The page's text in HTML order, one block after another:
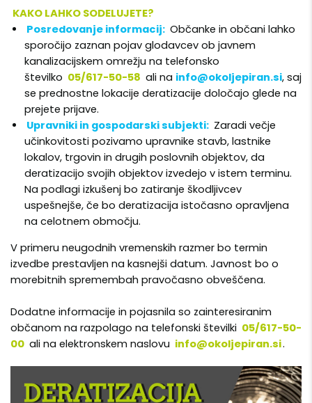
KAKO LAHKO SODELUJETE?
Posredovanje informacij: Občanke in občani lahko
sporočijo zaznan pojav glodavcev ob javnem
kanalizacijskem omrežju na telefonsko
številko 05/617-50-58 ali na info@okoljepiran.si, saj
se prednostne lokacije deratizacije določajo glede na
prejete prijave.
Upravniki in gospodarski subjekti: Zaradi večje
učinkovitosti pozivamo upravnike stavb, lastnike
lokalov, trgovin in drugih poslovnih objektov, da
deratizacijo svojih objektov izvedejo v istem terminu.
Na podlagi izkušenj bo zatiranje škodljivcev
uspešnejše, če bo deratizacija istočasno opravljena
na celotnem območju.
V primeru neugodnih vremenskih razmer bo termin
izvedbe prestavljen na kasnejši datum. Javnost bo o
morebitnih spremembah pravočasno obveščena.
Dodatne informacije in pojasnila so zainteresiranim
občanom na razpolago na telefonski številki 05/617-50-
00 ali na elektronskem naslovu info@okoljepiran.si.